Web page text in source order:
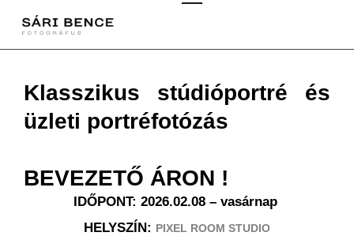
Klasszikus stúdióportré és
üzleti portréfotózás
BEVEZETŐ ÁRON !
IDŐPONT: 2026.02.08 – vasárnap ​
HELYSZÍN: PIXEL ROOM STUDIO